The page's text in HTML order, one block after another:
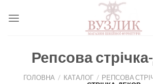
Репсова
ГОЛОВНА / КАТАЛОГ / РЕПСОВА